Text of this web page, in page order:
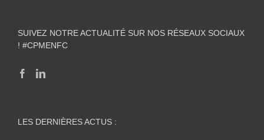
SUIVEZ NOTRE ACTUALITÉ SUR NOS RÉSEAUX SOCIAUX
! #CPMENFC
LES DERNIÈRES ACTUS :